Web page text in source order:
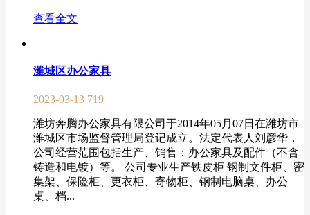
查看全文
潍城区办公家具
2023-03-13 719
潍坊奔腾办公家具有限公司于2014年05月07日在潍坊市
潍城区市场监督管理局登记成立。法定代表人刘彦华，
公司经营范围包括生产、销售：办公家具及配件（不含
铸造和电镀）等。 公司专业生产铁皮柜 钢制文件柜、密
集架、保险柜、更衣柜、寄物柜、钢制电脑桌、办公
桌、档...